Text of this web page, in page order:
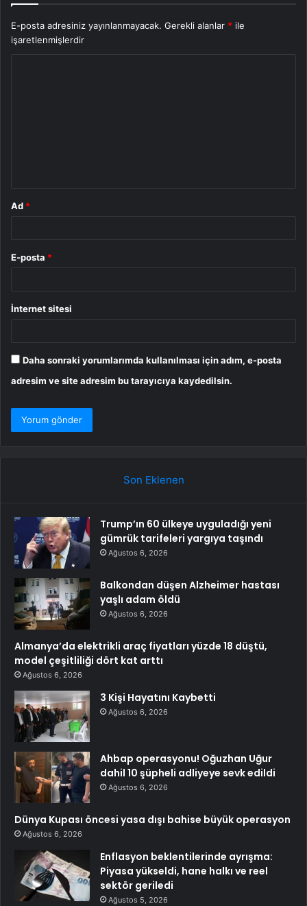
E-posta adresiniz yayınlanmayacak. Gerekli alanlar * ile
işaretlenmişlerdir
Ad *
E-posta *
İnternet sitesi
Daha sonraki yorumlarımda kullanılması için adım, e-posta
adresim ve site adresim bu tarayıcıya kaydedilsin.
Son Eklenen
Trump’ın 60 ülkeye uyguladığı yeni
gümrük tarifeleri yargıya taşındı
Ağustos 6, 2026
Balkondan düşen Alzheimer hastası
yaşlı adam öldü
Ağustos 6, 2026
Almanya’da elektrikli araç fiyatları yüzde 18 düştü,
model çeşitliliği dört kat arttı
Ağustos 6, 2026
3 Kişi Hayatını Kaybetti
Ağustos 6, 2026
Ahbap operasyonu! Oğuzhan Uğur
dahil 10 şüpheli adliyeye sevk edildi
Ağustos 6, 2026
Dünya Kupası öncesi yasa dışı bahise büyük operasyon
Ağustos 6, 2026
Enflasyon beklentilerinde ayrışma:
Piyasa yükseldi, hane halkı ve reel
sektör geriledi
Ağustos 5, 2026